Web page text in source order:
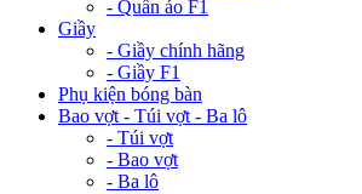
- Quần áo F1
Giầy
- Giầy chính hãng
- Giầy F1
Phụ kiện bóng bàn
Bao vợt - Túi vợt - Ba lô
- Túi vợt
- Bao vợt
- Ba lô